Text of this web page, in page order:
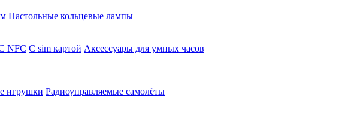
Настольные кольцевые лампы
NFC C sim картой Аксессуары для умных часов
игрушки Радиоуправляемые самолёты